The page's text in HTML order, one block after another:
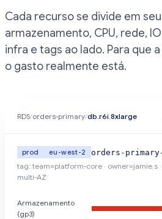
Cada recurso se divide em
armazenamento, CPU, rede,
infra e tags ao lado. Para que
o gasto realmente está.
RDS/orders-primary/db.r6i.8xlarge
prod eu-west-2
orders-
tag: team=platform-core · owner=jamie.s
multi-AZ
Armazenamento
(gp3)